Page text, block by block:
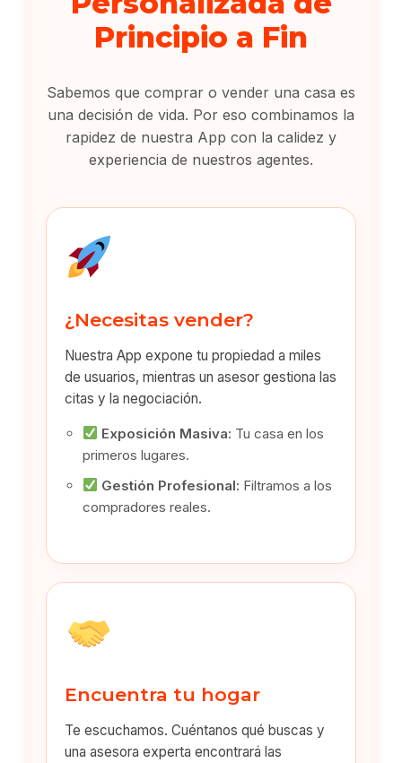
Principio a Fin
Sabemos que comprar o vender una casa es
una decisión de vida. Por eso combinamos la
rapidez de nuestra App con la calidez y
experiencia de nuestros agentes.
¿Necesitas vender?
Nuestra App expone tu propiedad a miles
de usuarios, mientras un asesor gestiona las
citas y la negociación.
Exposición Masiva: Tu casa en los
primeros lugares.
Gestión Profesional: Filtramos a los
compradores reales.
Encuentra tu hogar
Te escuchamos. Cuéntanos qué buscas y
una asesora experta encontrará las